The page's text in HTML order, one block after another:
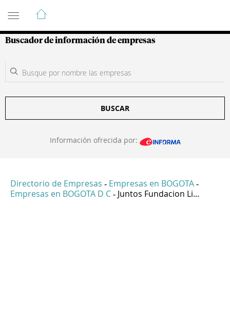
Guía de Empresas Colombianas
Buscador de información de empresas
BUSCAR
Información ofrecida por:
Directorio de Empresas - Empresas en BOGOTA -
Empresas en BOGOTA D C - Juntos Fundacion Li...